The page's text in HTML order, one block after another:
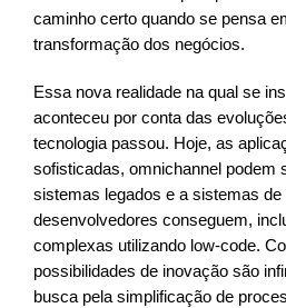
caminho certo quando se pensa
transformação dos negócios.
Essa nova realidade na qual se
aconteceu por conta das
tecnologia passou. Hoje, as
sofisticadas, omnichannel podem
sistemas legados e a sistemas
desenvolvedores conseguem,
complexas utilizando low-code.
possibilidades de inovação são
busca pela simplificação de